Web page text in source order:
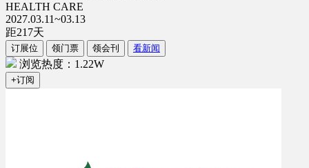
HEALTH CARE
2027.03.11~03.13
距217天
订展位 领门票 领会刊 看新闻
浏览热度：1.22W
+订阅